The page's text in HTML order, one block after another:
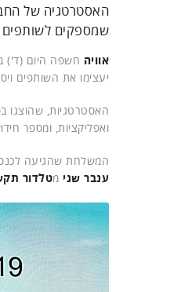
האסטרטגיה של
שמספקים לשותפים
אוויה חשפה היום (ד')
יעצימו את השותפים
ואפליקציות, ומספר
המשלחת שהגיעה
ענבר שני מטלדור